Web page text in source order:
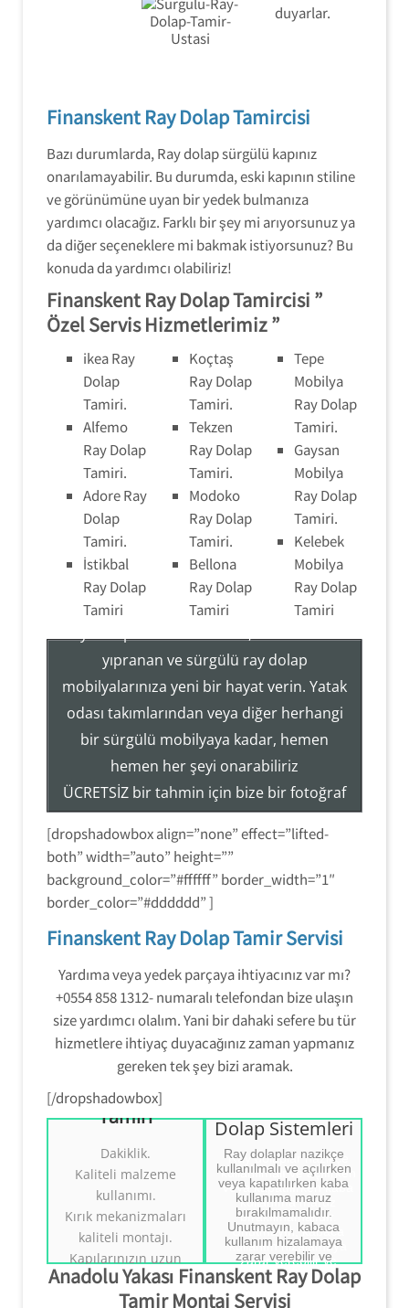
duyarlar.
Finanskent Ray Dolap Tamircisi
Bazı durumlarda, Ray dolap sürgülü kapınız
onarılamayabilir. Bu durumda, eski kapının stiline
ve görünümüne uyan bir yedek bulmanıza
yardımcı olacağız. Farklı bir şey mi arıyorsunuz ya
da diğer seçeneklere mi bakmak istiyorsunuz? Bu
konuda da yardımcı olabiliriz!
Finanskent Ray Dolap Tamircisi ”
Özel Servis Hizmetlerimiz ”
ikea Ray
Dolap
Tamiri.
Alfemo
Ray Dolap
Tamiri.
Adore Ray
Dolap
Tamiri.
İstikbal
Ray Dolap
Tamiri
Koçtaş
Ray Dolap
Tamiri.
Tekzen
Ray Dolap
Tamiri.
Modoko
Ray Dolap
Tamiri.
Bellona
Ray Dolap
Tamiri
Tepe
Mobilya
Ray Dolap
Tamiri.
Gaysan
Mobilya
Ray Dolap
Tamiri.
Kelebek
Mobilya
Ray Dolap
Tamiri
Ray Dolap Tamir Montaj Servisi
yıpranan ve sürgülü ray dolap
mobilyalarınıza yeni bir hayat verin. Yatak
odası takımlarından veya diğer herhangi
bir sürgülü mobilyaya kadar, hemen
hemen her şeyi onarabiliriz
ÜCRETSİZ bir tahmin için bize bir fotoğraf
gönderin veya hizmetlerimiz hakkında
daha fazla bilgi edinmek için (554) 858-
1312 numaralı telefondan bizi arayın.
Ray Dolap Mekanizma Sistemleri Tamir Montaj
Servisi
[dropshadowbox align=”none” effect=”lifted-
both” width=”auto” height=””
background_color=”#ffffff” border_width=”1″
border_color=”#dddddd” ]
Finanskent Ray Dolap Tamir Servisi
Yardıma veya yedek parçaya ihtiyacınız var mı?
+0554 858 1312- numaralı telefondan bize ulaşın
size yardımcı olalım. Yani bir dahaki sefere bu tür
hizmetlere ihtiyaç duyacağınız zaman yapmanız
gereken tek şey bizi aramak.
[/dropshadowbox]
Ümraniye Ray
Dolap
Mekanizmaları
Tamiri
Dakiklik.
Kaliteli malzeme
kullanımı.
Kırık mekanizmaları
kaliteli montajı.
Kapılarınızın uzun
ömürlü olması için
doğru kullanım
Ümraniye Ray
Mekanizmaları
Tamiri
Ray Dolap
Sistemleri Tamiri.
Tezcan Usta
0554 858 1312
Dolap Sistemleri
Ray dolaplar nazikçe
kullanılmalı ve açılırken
veya kapatılırken kaba
kullanıma maruz
bırakılmamalıdır.
Unutmayın, kabaca
kullanım hizalamaya
zarar verebilir ve
mekanizmanın pistten
kaymasına neden olabilir.
Ümraniye Ray
Dolap Sistemleri
Tamiri
Ray Dolap Sistemleri
Tamiri.
((( Tezcan Usta )))
0554 858 1312
Anadolu Yakası Finanskent Ray Dolap
Tamir Montaj Servisi